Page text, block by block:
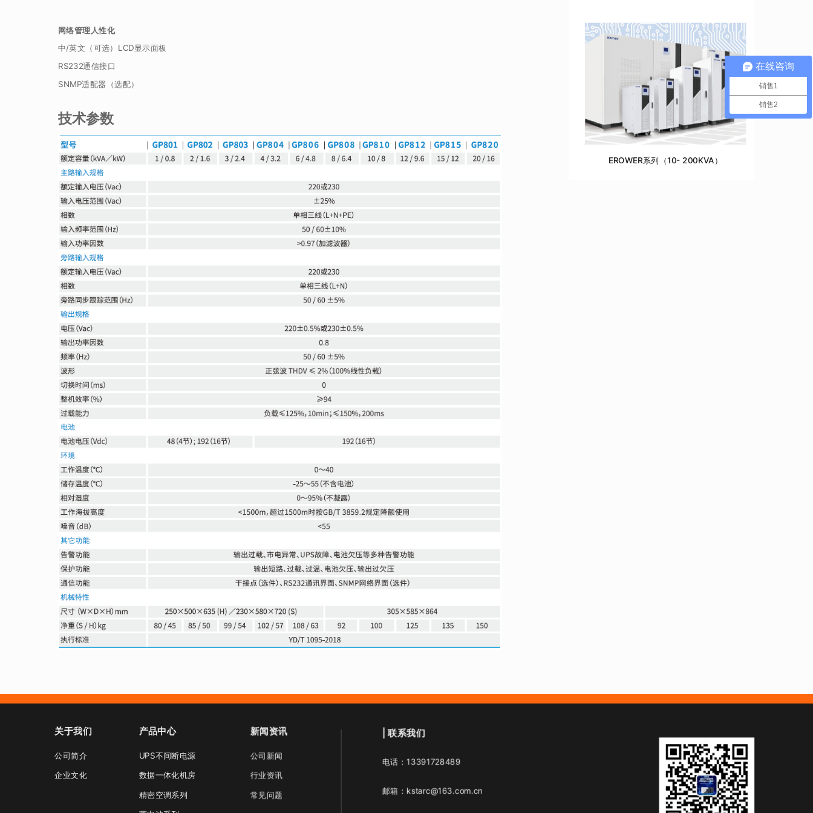
网络管理人性化
中/英文（可选）LCD显示面板
RS232通信接口
SNMP适配器（选配）
技术参数
EROWER系列（10- 200KVA）
关于我们
公司简介
企业文化
产品中心
UPS不间断电源
数据一体化机房
精密空调系列
新闻资讯
公司新闻
行业资讯
常见问题
| 联系我们
电话：13391728489
邮箱：kstarc@163.com.cn
在线咨询
销售1
销售2